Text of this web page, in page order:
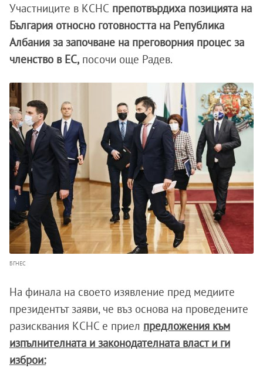
Участниците в КСНС препотвърдиха позицията на
България относно готовността на Република
Албания за започване на преговорния процес за
членство в ЕС, посочи още Радев.
БГНЕС
На финала на своето изявление пред медиите
президентът заяви, че въз основа на проведените
разисквания КСНС е приел предложения към
изпълнителната и законодателната власт и ги
изброи: